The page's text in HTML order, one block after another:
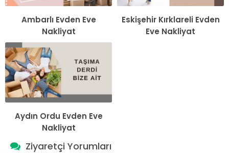
Ambarlı Evden Eve
Nakliyat
Eskişehir Kırklareli Evden
Eve Nakliyat
Aydın Ordu Evden Eve
Nakliyat
Ziyaretçi Yorumları